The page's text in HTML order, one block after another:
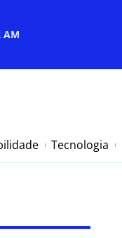
AM
Tecnologia